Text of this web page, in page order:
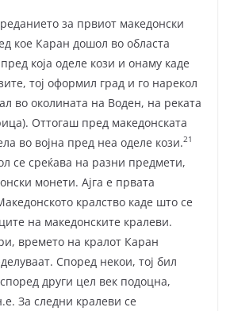
за првиот македонски
кое Каран дошол во областа
пред која оделе кози и онаму каде
тој оформил град и го нарекол
во околината на Воден, на реката
Оттогаш пред македонската
во војна пред неа оделе кози.21
се среќава на разни предмети,
монети. Ајга е првата
кралство каде што се
на македонските кралеви.
времето на кралот Каран
Според некои, тој бил
други цел век подоцна,
За следни кралеви се